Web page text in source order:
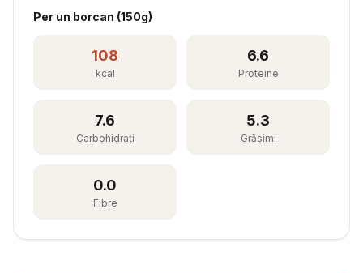
Per un borcan (150g)
108
kcal
6.6
Proteine
7.6
Carbohidrați
5.3
Grăsimi
0.0
Fibre